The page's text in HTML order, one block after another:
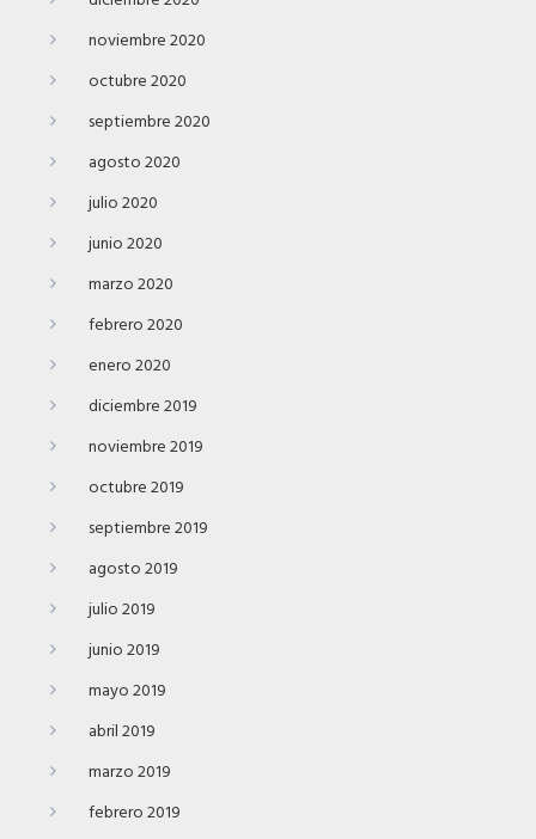
noviembre 2020
octubre 2020
septiembre 2020
agosto 2020
julio 2020
junio 2020
marzo 2020
febrero 2020
enero 2020
diciembre 2019
noviembre 2019
octubre 2019
septiembre 2019
agosto 2019
julio 2019
junio 2019
mayo 2019
abril 2019
marzo 2019
febrero 2019